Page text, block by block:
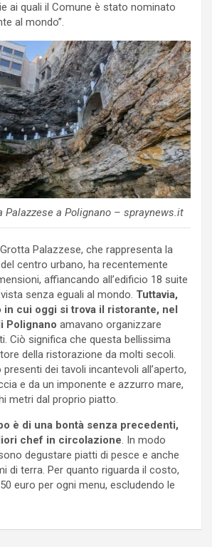
ai quali il Comune è stato nominato
al mondo”.
Palazzese a Polignano – spraynews.it
Palazzese, che rappresenta la
centro urbano, ha recentemente
affiancando all’edificio 18 suite
senza eguali al mondo. Tuttavia,
in cui oggi si trova il ristorante, nel
Polignano amavano organizzare
Ciò significa che questa bellissima
della ristorazione da molti secoli.
dei tavoli incantevoli all’aperto,
e da un imponente e azzurro mare,
metri dal proprio piatto.
è di una bontà senza precedenti,
chef in circolazione . In modo
degustare piatti di pesce e anche
di terra. Per quanto riguarda il costo,
euro per ogni menu, escludendo le